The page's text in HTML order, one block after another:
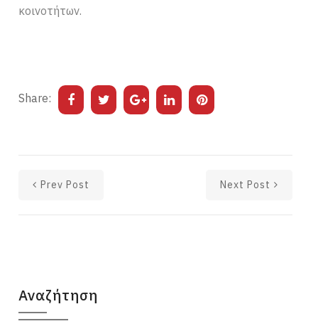
κοινοτήτων.
Share:
Prev Post Next Post
Αναζήτηση